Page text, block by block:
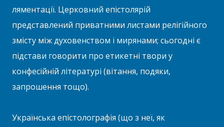
ляментації. Церковний епістолярій
представлений приватними листами релігійного
змісту між духовенством і мирянами; сьогодні є
підстави говорити про етикетні твори у
конфесійній літературі (вітання, подяки,
запрошення тощо).
Українська епістолографія (що з неї, як